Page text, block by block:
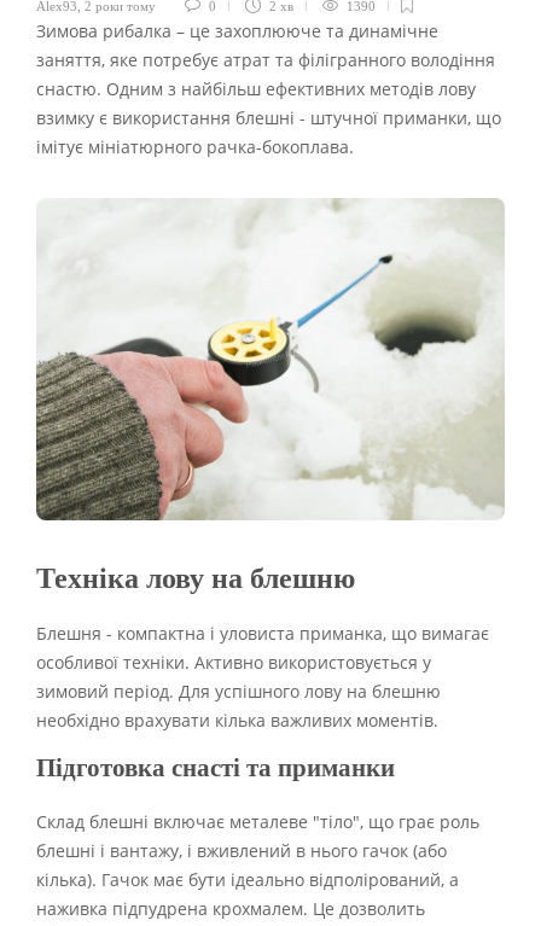
Alex93 2 роки тому 0 2 хв 1390
Зимова рибалка – це захоплююче та динамічне
заняття, яке потребує атрат та філігранного володіння
снастю. Одним з найбільш ефективних методів лову
взимку є використання блешні - штучної приманки, що
імітує мініатюрного рачка-бокоплава.
Техніка лову на блешню
Блешня - компактна і уловиста приманка, що вимагає
особливої техніки. Активно використовується у
зимовий період. Для успішного лову на блешню
необхідно врахувати кілька важливих моментів.
Підготовка снасті та приманки
Склад блешні включає металеве "тіло", що грає роль
блешні і вантажу, і вживлений в нього гачок (або
кілька). Гачок має бути ідеально відполірований, а
наживка підпудрена крохмалем. Це дозволить